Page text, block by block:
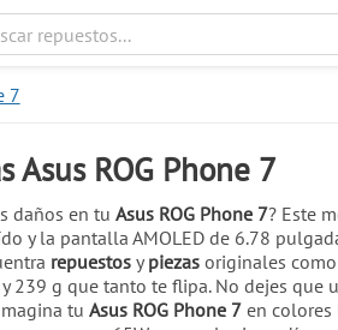
7
Asus ROG Phone 7
daños en tu Asus ROG Phone 7? Este
y la pantalla AMOLED de 6.78
repuestos ypiezas originales
239 g que tanto te flipa. No dejes
tu Asus ROG Phone 7 en colores